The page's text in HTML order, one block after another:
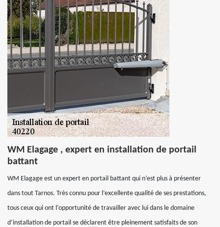
WM Elagage , expert en installation de portail
battant
WM Elagage est un expert en portail battant qui n’est plus à présenter
dans tout Tarnos. Très connu pour l’excellente qualité de ses prestations,
tous ceux qui ont l’opportunité de travailler avec lui dans le domaine
d’installation de portail se déclarent être pleinement satisfaits de son